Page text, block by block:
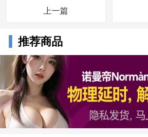
上一篇
推荐商品